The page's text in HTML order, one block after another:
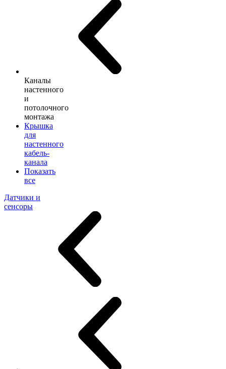
Каналы
настенного
и
потолочного
монтажа
Крышка
для
настенного
кабель-
канала
Показать
все
Датчики и
сенсоры